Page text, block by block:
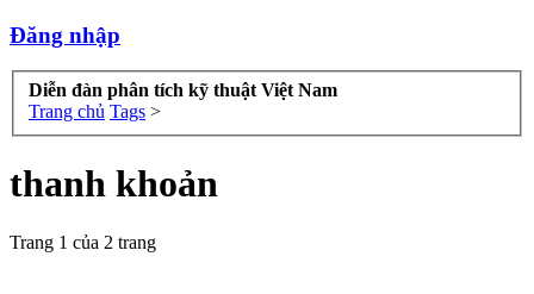
Đăng nhập
Diễn đàn phân tích kỹ thuật Việt Nam
Trang chủ Tags >
thanh khoản
Trang 1 của 2 trang